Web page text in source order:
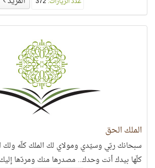
الملك الحق
سبحانك ربّي وسيّدي ومولاي لك الملك كلّه ولك
كلّها بيدك أنت وحدك.. مصدرها منك ومردّها